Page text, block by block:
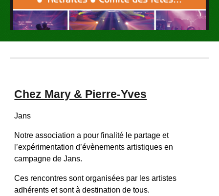
Chez Mary & Pierre-Yves
Jans
Notre association a pour finalité le partage et
l’expérimentation d’évènements artistiques en
campagne de Jans.
Ces rencontres sont organisées par les artistes
adhérents et sont à destination de tous.